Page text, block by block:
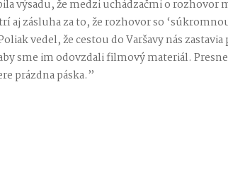
výsadu, že medzi uchádzačmi o rozhovor
zásluha za to, že rozhovor so
vedel, že cestou do Varšavy nás
sme im odovzdali filmový materiál. Presne
prázdna páska.”